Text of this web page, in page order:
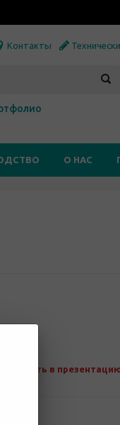
Контакты
О НАС
Добавить в